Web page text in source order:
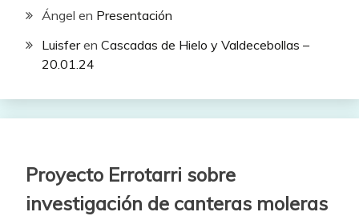
Ángel en Presentación
Luisferen Cascadas de Hielo y Valdecebollas –
20.01.24
Proyecto Errotarri sobre
investigación de canteras moleras